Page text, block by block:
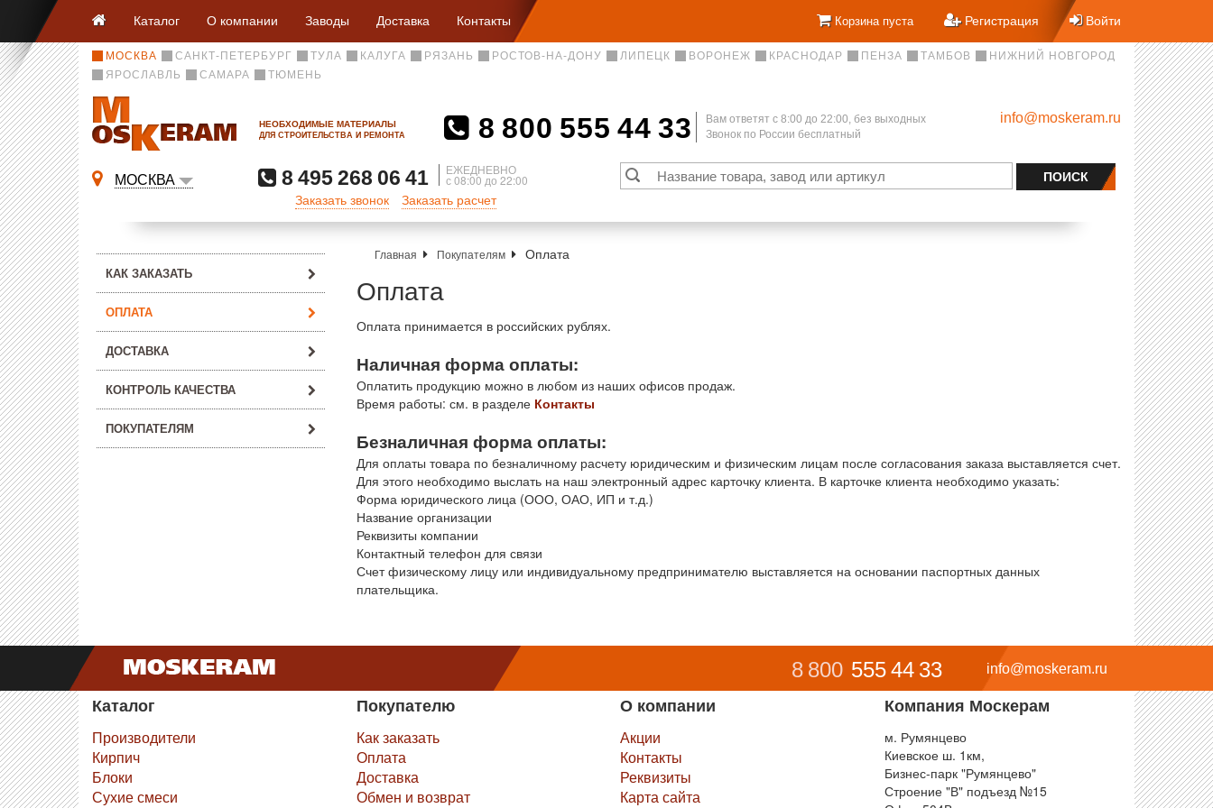
Каталог О компании Заводы Доставка Контакты Корзина пуста Регистрация Войти
МОСКВА САНКТ-ПЕТЕРБУРГ ТУЛА КАЛУГА РЯЗАНЬ РОСТОВ-НА-ДОНУ ЛИПЕЦК ВОРОНЕЖ КРАСНОДАР ПЕНЗА ТАМБОВ
НИЖНИЙ НОВГОРОД
ЯРОСЛАВЛЬ
САМАРА ТЮМЕНЬ
НЕОБХОДИМЫЕ МАТЕРИАЛЫ
ДЛЯ СТРОИТЕЛЬСТВА И РЕМОНТА 8 800 555 44 33
Вам ответят c 8:00 до 22:00, без выходных
Звонок по России бесплатный
info@moskeram.ru
МОСКВА 8 495 268 06 41 ЕЖЕДНЕВНО
с 08:00 до 22:00
Заказать звонок Заказать расчет
КАК ЗАКАЗАТЬ
ОПЛАТА
ДОСТАВКА
КОНТРОЛЬ КАЧЕСТВА
ПОКУПАТЕЛЯМ
Главная Покупателям Оплата
Оплата
Оплата принимается в российских рублях.
Наличная форма оплаты:
Оплатить продукцию можно в любом из наших офисов продаж.
Время работы: см. в разделе Контакты
Безналичная форма оплаты:
Для оплаты товара по безналичному расчету юридическим и физическим лицам после согласования заказа выставляется счет.
Для этого необходимо выслать на наш электронный адрес карточку клиента. В карточке клиента необходимо указать:
Форма юридического лица (ООО, ОАО, ИП и т.д.)
Название организации
Реквизиты компании
Контактный телефон для связи
Счет физическому лицу или индивидуальному предпринимателю выставляется на основании паспортных данных
плательщика.
info@moskeram.ru
8 800 555 44 33
Каталог
Производители
Кирпич
Блоки
Сухие смеси
Покупателю
Как заказать
Оплата
Доставка
Обмен и возврат
О компании
Акции
Контакты
Реквизиты
Карта сайта
Компания Москерам
м. Румянцево
Киевское ш. 1км,
Бизнес-парк "Румянцево"
Строение "В" подъезд №15